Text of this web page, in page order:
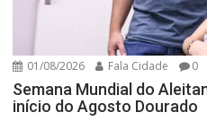
01/08/2026 Fala Cidade 0
Semana Mundial do
início do Agosto Dourado